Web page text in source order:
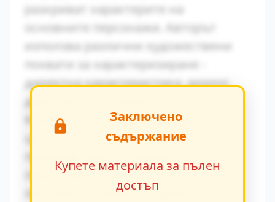
разкриват характерите на
основните персонажи. Авторът
използва различни художествени
похвати за характеризиране -
директна характеристика, диалог,
действия и вътрешен монолог.
Конфликтът между традиционните
ценности и модерните идеи се
персонажите. Това
противопоставяне създава
Заключено
съдържание
Купете материала за пълен
достъп